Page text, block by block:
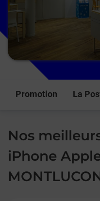
Promotion La
Nos
iPhone